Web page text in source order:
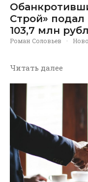
Строй»
103,7 млн
Роман Соловьев ·
Читать далее